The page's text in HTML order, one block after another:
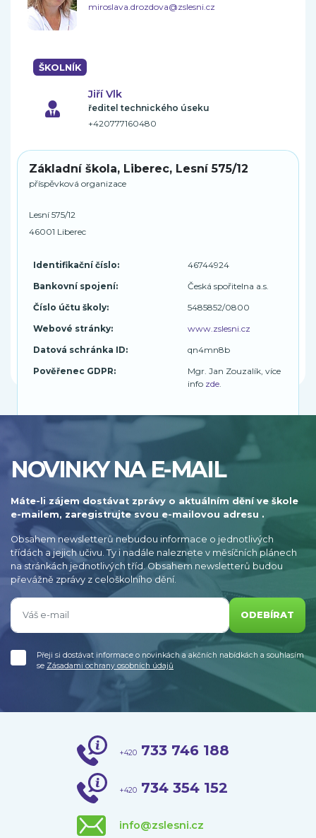
miroslava.drozdova@zslesni.cz
ŠKOLNÍK
Jiří Vlk
ředitel technického úseku
+420777160480
Základní škola, Liberec, Lesní 575/12
příspěvková organizace
Lesní 575/12
46001 Liberec
Identifikační číslo:
46744924
Bankovní spojení:
Česká spořitelna a.s.
Číslo účtu školy:
5485852/0800
Webové stránky:
www.zslesni.cz
Datová schránka ID:
qn4mn8b
Pověřenec GDPR:
Mgr. Jan Zouzalík, více
info zde
NOVINKY NA E-MAIL
Máte-li zájem dostávat zprávy o aktuálním dění ve škole
e-mailem, zaregistrujte svou e-mailovou adresu .
Obsahem newsletterů nebudou informace o jednotlivých
třídách a jejich učivu. Ty i nadále naleznete v měsíčních plánech
na stránkách jednotlivých tříd. Obsahem newsletterů budou
převážně zprávy z celoškolního dění.
ODEBÍRAT
Přeji si dostávat informace o novinkách a akčních nabídkách a souhlasím
se Zásadami ochrany osobních údajů
+420 733 746 188
+420 734 354 152
info@zslesni.cz